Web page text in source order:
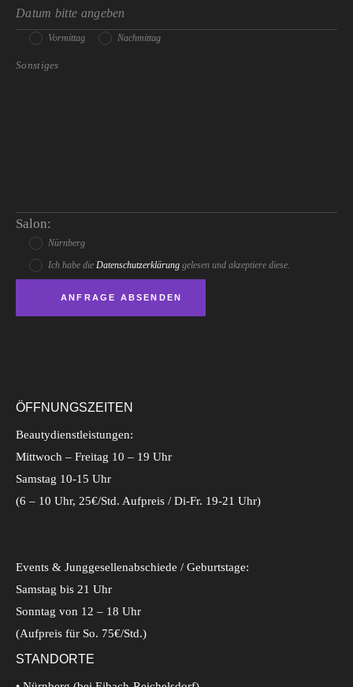
Vormittag Nachmittag
Salon:
Nürnberg
Ich habe die Datenschutzerklärung gelesen und akzeptiere diese.
ÖFFNUNGSZEITEN
Beautydienstleistungen:
Mittwoch – Freitag 10 – 19 Uhr
Samstag 10-15 Uhr
(6 – 10 Uhr, 25€/Std. Aufpreis / Di-Fr. 19-21 Uhr)
Events & Junggesellenabschiede / Geburtstage:
Samstag bis 21 Uhr
Sonntag von 12 – 18 Uhr
(Aufpreis für So. 75€/Std.)
STANDORTE